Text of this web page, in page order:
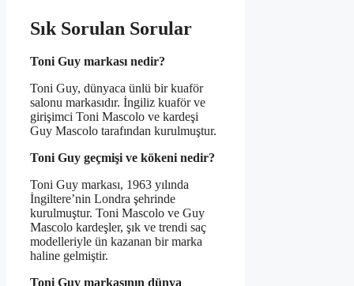
Sık Sorulan Sorular
Toni Guy markası nedir?
Toni Guy, dünyaca ünlü bir kuaför
salonu markasıdır. İngiliz kuaför ve
girişimci Toni Mascolo ve kardeşi
Guy Mascolo tarafından kurulmuştur.
Toni Guy geçmişi ve kökeni nedir?
Toni Guy markası, 1963 yılında
İngiltere’nin Londra şehrinde
kurulmuştur. Toni Mascolo ve Guy
Mascolo kardeşler, şık ve trendi saç
modelleriyle ün kazanan bir marka
haline gelmiştir.
Toni Guy markasının dünya